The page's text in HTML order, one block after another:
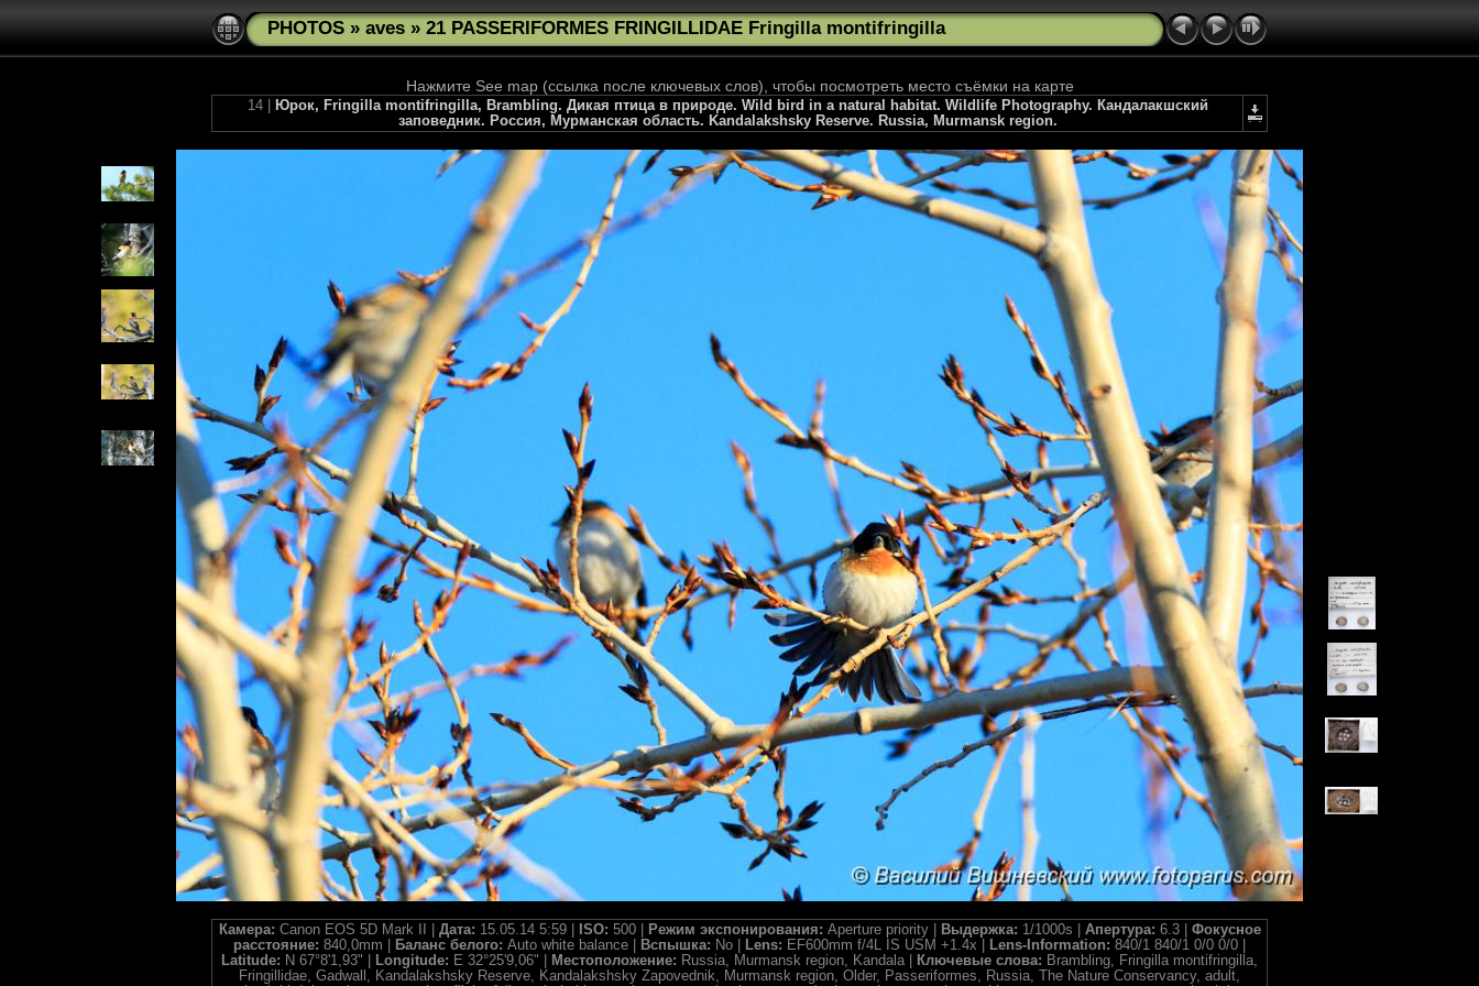
PHOTOS » aves » 21 PASSERIFORMES FRINGILLIDAE Fringilla montifringilla
Нажмите See map (ссылка после ключевых слов), чтобы посмотреть место съёмки на карте
14 |
Юрок, Fringilla montifringilla, Brambling. Дикая птица в природе. Wild bird in a natural habitat. Wildlife Photography. Кандалакшский
заповедник. Россия, Мурманская область. Kandalakshsky Reserve. Russia, Murmansk region.
Камера: Canon EOS 5D Mark II | Дата: 15.05.14 5:59 | ISO: 500 | Режим экспонирования: Aperture priority | Выдержка: 1/1000s | Апертура: 6.3 | Фокусное
расстояние: 840,0mm | Баланс белого: Auto white balance | Вспышка: No | Lens: EF600mm f/4L IS USM +1.4x | Lens-Information: 840/1 840/1 0/0 0/0 |
Latitude: N 67°8'1,93" | Longitude: E 32°25'9,06" | Местоположение: Russia, Murmansk region, Kandala | Ключевые слова: Brambling, Fringilla montifringilla,
Fringillidae, Gadwall, Kandalakshsky Reserve, Kandalakshsky Zapovednik, Murmansk region, Older, Passeriformes, Russia, The Nature Conservancy, adult,